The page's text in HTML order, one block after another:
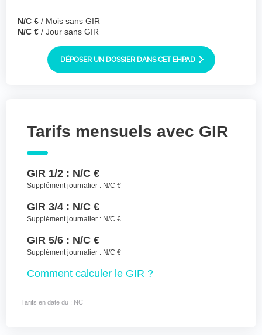
Joindre des fichiers (lettre manuscrite,
dessin, photo ..)
Déposer les
fichiers ici ou
Sélectionnez
des fichiers
N/C € / Mois sans GIR
N/C € / Jour sans GIR
DÉPOSER UN DOSSIER DANS CET EHPAD
Tarifs mensuels avec GIR
GIR 1/2 : N/C €
Supplément journalier : N/C €
GIR 3/4 : N/C €
Supplément journalier : N/C €
GIR 5/6 : N/C €
Supplément journalier : N/C €
Comment calculer le GIR ?
Tarifs en date du : NC